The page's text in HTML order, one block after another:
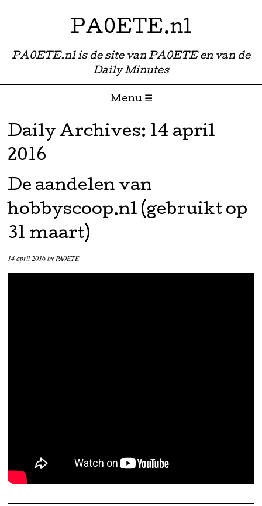
PA0ETE.nl
PA0ETE.nl is de site van PA0ETE en van de
Daily Minutes
Menu ☰
Skip to content
Daily Archives: 14 april
2016
De aandelen van
hobbyscoop.nl (gebruikt op
31 maart)
14 april 2016byPA0ETE